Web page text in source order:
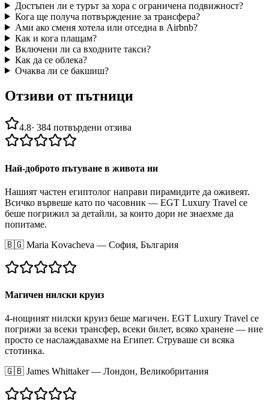
Достъпен ли е турът за хора с ограничена подвижност?
Кога ще получа потвърждение за трансфера?
Ами ако сменя хотела или отседна в Airbnb?
Как и кога плащам?
Включени ли са входните такси?
Как да се облека?
Очаква ли се бакшиш?
Отзиви от пътници
4.8· 384 потвърдени отзива
Най-доброто пътуване в живота ни
Нашият частен египтолог направи пирамидите да оживеят.
Всичко вървеше като по часовник — EGT Luxury Travel се
беше погрижил за детайли, за които дори не знаехме да
попитаме.
🇧🇬 Maria Kovacheva — София, България
Магичен нилски круиз
4-нощният нилски круиз беше магичен. EGT Luxury Travel се
погрижи за всеки трансфер, всеки билет, всяко хранене — ние
просто се наслаждавахме на Египет. Струваше си всяка
стотинка.
🇬🇧 James Whittaker— Лондон, Великобритания